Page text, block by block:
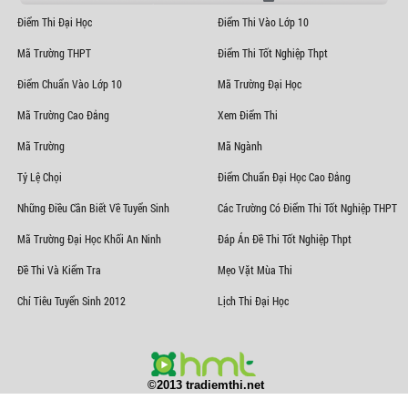
Điểm Thi Đại Học Điểm Thi Vào Lớp 10
Mã Trường THPT Điểm Thi Tốt Nghiệp Thpt
Điểm Chuẩn Vào Lớp 10 Mã Trường Đại Học
Mã Trường Cao Đẳng Xem Điểm Thi
Mã Trường Mã Ngành
Tỷ Lệ Chọi Điểm Chuẩn Đại Học Cao Đẳng
Những Điều Cần Biết Về Tuyển Sinh Các Trường Có Điểm Thi Tốt Nghiệp THPT
Mã Trường Đại Học Khối An Ninh Đáp Án Đề Thi Tốt Nghiệp Thpt
Đề Thi Và Kiểm Tra Mẹo Vặt Mùa Thi
Chỉ Tiêu Tuyển Sinh 2012 Lịch Thi Đại Học
©2013 tradiemthi.net